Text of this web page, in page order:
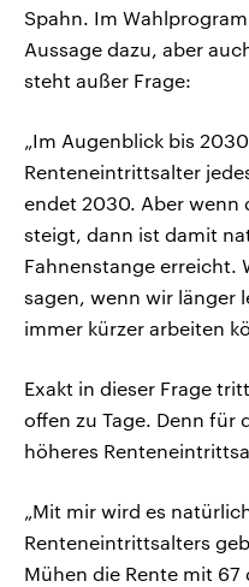
Spahn. Im
Aussage dazu, aber
steht außer Frage:
„Im Augenblick bis
Renteneintrittsalter
endet 2030. Aber wenn
steigt, dann ist damit
Fahnenstange erreicht.
sagen, wenn wir länger
immer kürzer arbeiten
Exakt in dieser Frage
offen zu Tage. Denn für
höheres
„Mit mir wird es
Renteneintrittsalters
Mühen die Rente mit